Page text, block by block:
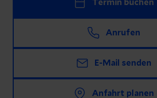
Termin buchen
Anrufen
E-Mail senden
Anfahrt planen